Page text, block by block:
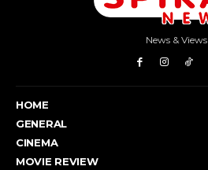
News & Views
HOME
GENERAL
CINEMA
MOVIE REVIEW